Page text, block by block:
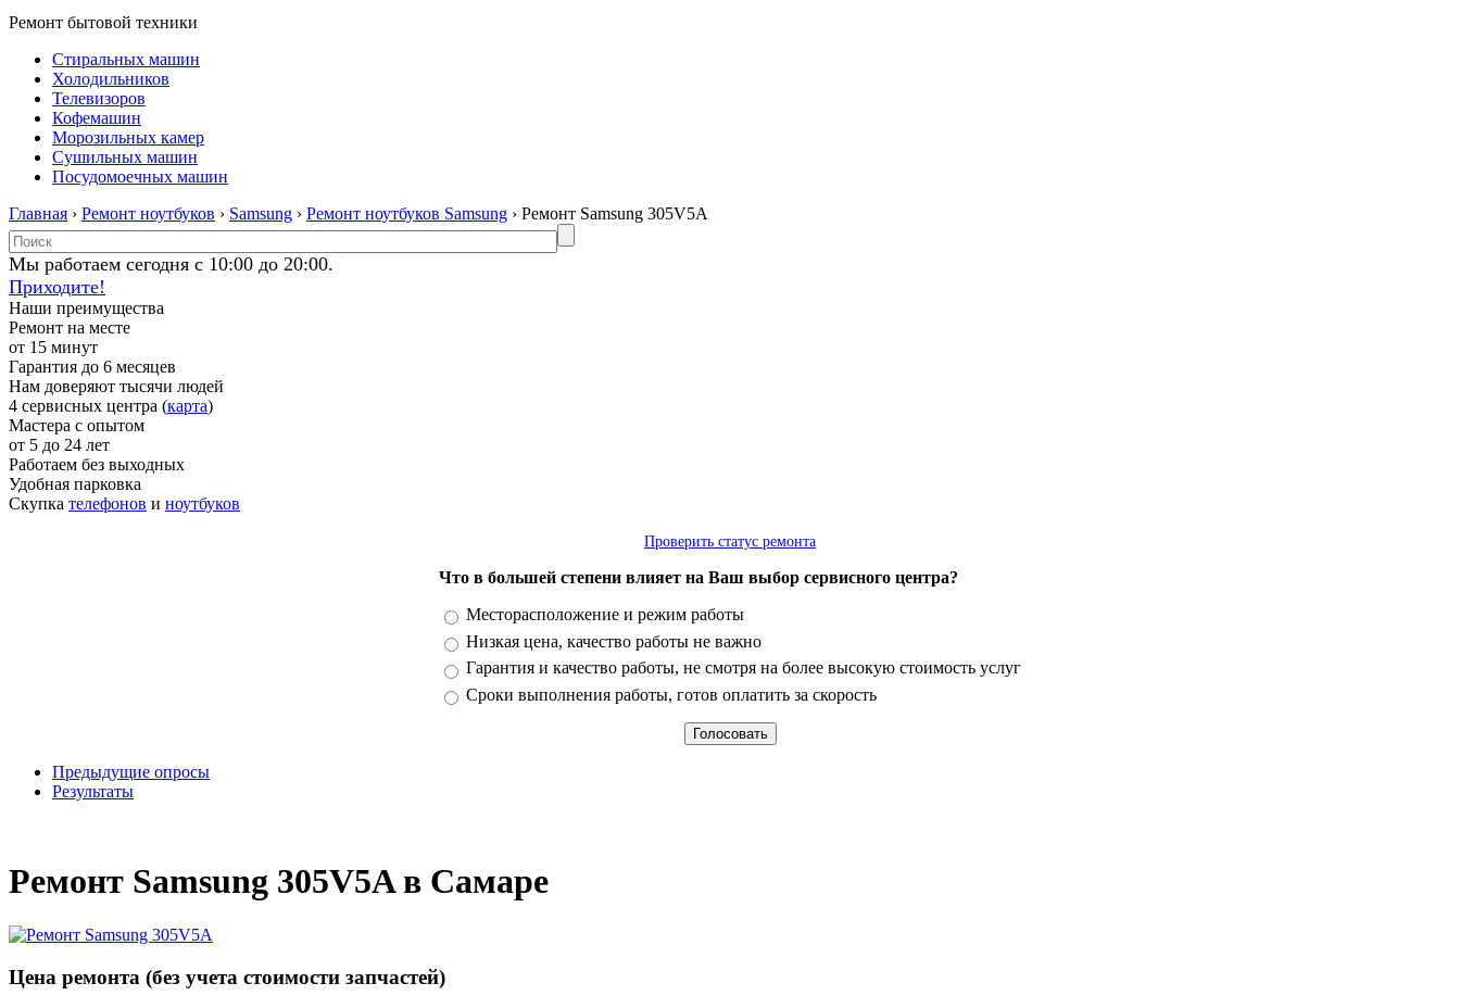
Ремонт бытовой техники
Стиральных машин
Холодильников
Телевизоров
Кофемашин
Морозильных камер
Сушильных машин
Посудомоечных машин
Главная › Ремонт ноутбуков › Samsung › Ремонт ноутбуков Samsung › Ремонт Samsung 305V5A
Мы работаем сегодня с 10:00 до 20:00.
Приходите!
Наши преимущества
Ремонт на месте
от 15 минут
Гарантия до 6 месяцев
Нам доверяют тысячи людей
4 сервисных центра (карта)
Мастера с опытом
от 5 до 24 лет
Работаем без выходных
Удобная парковка
Скупка телефонов и ноутбуков
Проверить статус ремонта
Что в большей степени влияет на Ваш выбор сервисного центра?
Варианты
Месторасположение и режим работы
Низкая цена, качество работы не важно
Гарантия и качество работы, не смотря на более высокую стоимость услуг
Сроки выполнения работы, готов оплатить за скорость
Предыдущие опросы
Результаты
Ремонт Samsung 305V5A в Самаре
Цена ремонта (без учета стоимости запчастей)